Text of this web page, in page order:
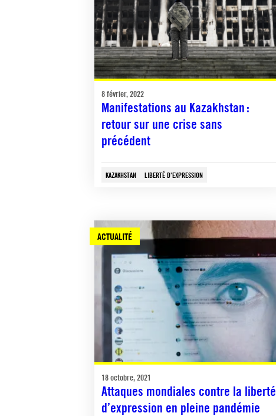
8 février, 2022
Manifestations au Kazakhstan :
retour sur une crise sans
précédent
KAZAKHSTAN LIBERTÉ D'EXPRESSION
ACTUALITÉ
18 octobre, 2021
Attaques mondiales contre la liberté
d’expression en pleine pandémie